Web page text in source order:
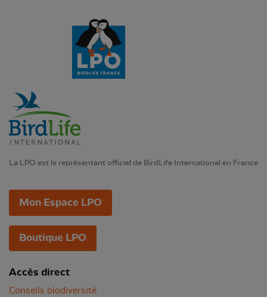
La LPO est le représentant officiel de BirdLife International en France
Mon Espace LPO
Boutique LPO
Accès direct
Conseils biodiversité